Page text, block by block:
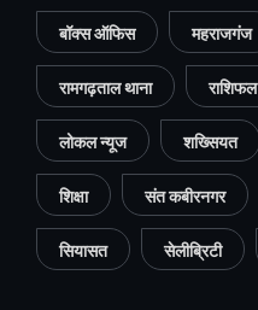
बॉक्स ऑफिस महराजगंज
रामगढ़ताल थाना राशिफल
लोकल न्यूज शख्सियत
शिक्षा संत कबीरनगर
सियासत सेलीब्रिटी